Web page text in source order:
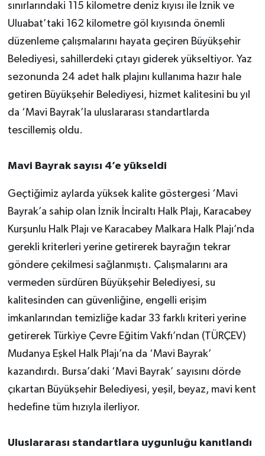
sınırlarındaki 115 kilometre deniz kıyısı ile İznik ve
Uluabat’taki 162 kilometre göl kıyısında önemli
düzenleme çalışmalarını hayata geçiren Büyükşehir
Belediyesi, sahillerdeki çıtayı giderek yükseltiyor. Yaz
sezonunda 24 adet halk plajını kullanıma hazır hale
getiren Büyükşehir Belediyesi, hizmet kalitesini bu yıl
da ‘Mavi Bayrak’la uluslararası standartlarda
tescillemiş oldu.
Mavi Bayrak sayısı 4’e yükseldi
Geçtiğimiz aylarda yüksek kalite göstergesi ‘Mavi
Bayrak’a sahip olan İznik İnciraltı Halk Plajı, Karacabey
Kurşunlu Halk Plajı ve Karacabey Malkara Halk Plajı’nda
gerekli kriterleri yerine getirerek bayrağın tekrar
göndere çekilmesi sağlanmıştı. Çalışmalarını ara
vermeden sürdüren Büyükşehir Belediyesi, su
kalitesinden can güvenliğine, engelli erişim
imkanlarından temizliğe kadar 33 farklı kriteri yerine
getirerek Türkiye Çevre Eğitim Vakfı’ndan (TÜRÇEV)
Mudanya Eşkel Halk Plajı’na da ‘Mavi Bayrak’
kazandırdı. Bursa’daki ‘Mavi Bayrak’ sayısını dörde
çıkartan Büyükşehir Belediyesi, yeşil, beyaz, mavi kent
hedefine tüm hızıyla ilerliyor.
Uluslararası standartlara uygunluğu kanıtlandı